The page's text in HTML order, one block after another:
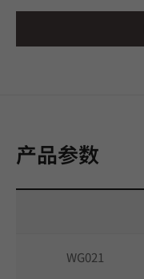
产品参数
WG021